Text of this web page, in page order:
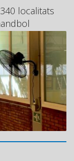
localitats